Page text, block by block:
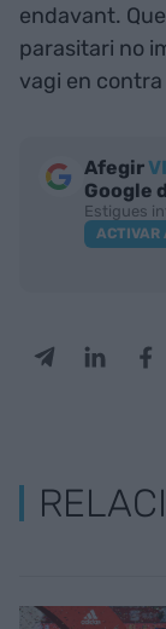
endavant.
parasitari no
vagi en
Afegir
Google
Estigues
ACTIVAR